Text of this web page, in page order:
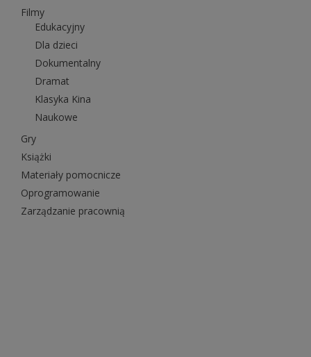
Filmy
Edukacyjny
Dla dzieci
Dokumentalny
Dramat
Klasyka Kina
Naukowe
Gry
Książki
Materiały pomocnicze
Oprogramowanie
Zarządzanie pracownią